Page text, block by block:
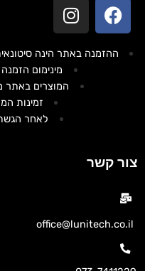
צור קשר
office@lunitech.co.il
ההזמנה באתר הינה
מינימום הזמנה
המוצרים באתר
זמינות
לאחר